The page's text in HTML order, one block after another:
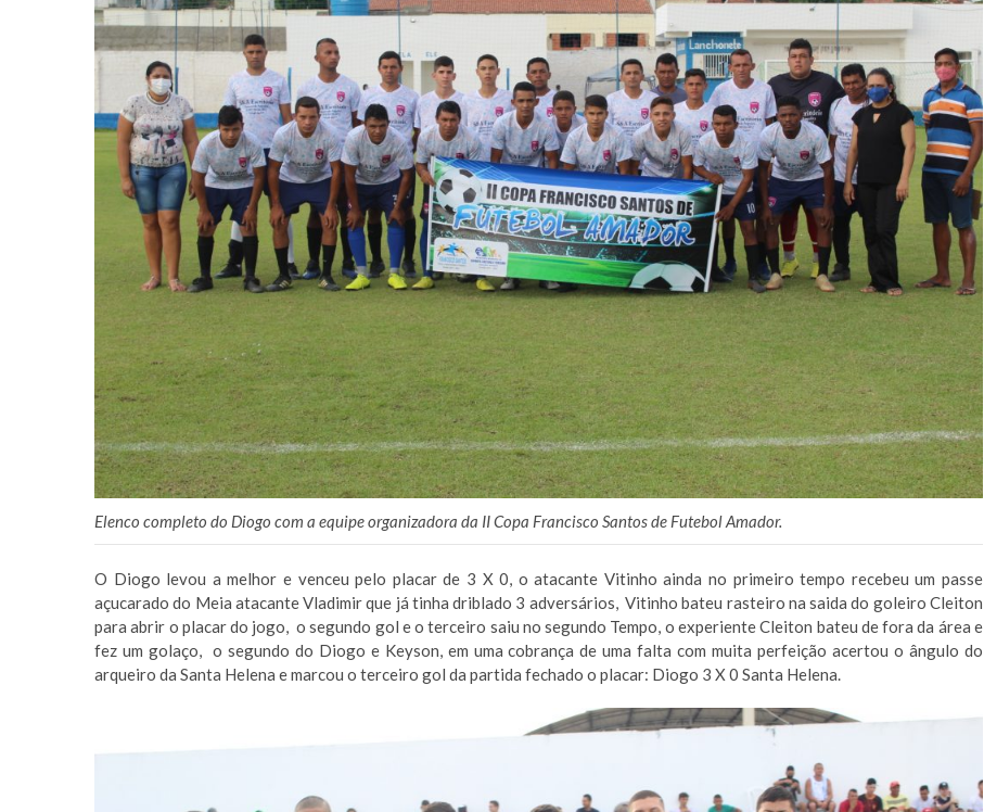
Elenco completo do Diogo com a equipe organizadora da II Copa Francisco Santos de Futebol Amador.
O Diogo levou a melhor e venceu pelo placar de 3 X 0, o atacante Vitinho ainda no primeiro tempo recebeu um passe
açucarado do Meia atacante Vladimir que já tinha driblado 3 adversários, Vitinho bateu rasteiro na saida do goleiro Cleiton
para abrir o placar do jogo, o segundo gol e o terceiro saiu no segundo Tempo, o experiente Cleiton bateu de fora da área e
fez um golaço, o segundo do Diogo e Keyson, em uma cobrança de uma falta com muita perfeição acertou o ângulo do
arqueiro da Santa Helena e marcou o terceiro gol da partida fechado o placar: Diogo 3 X 0 Santa Helena.